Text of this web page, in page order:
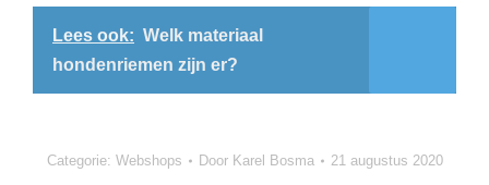
Lees ook: Welk materiaal
hondenriemen zijn er?
Categorie: Webshops Door Karel Bosma 21 augustus 2020